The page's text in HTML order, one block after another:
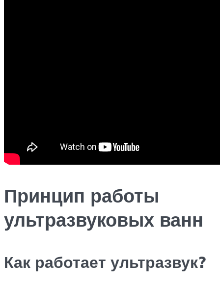
Принцип работы
ультразвуковых ванн
Как работает ультразвук?